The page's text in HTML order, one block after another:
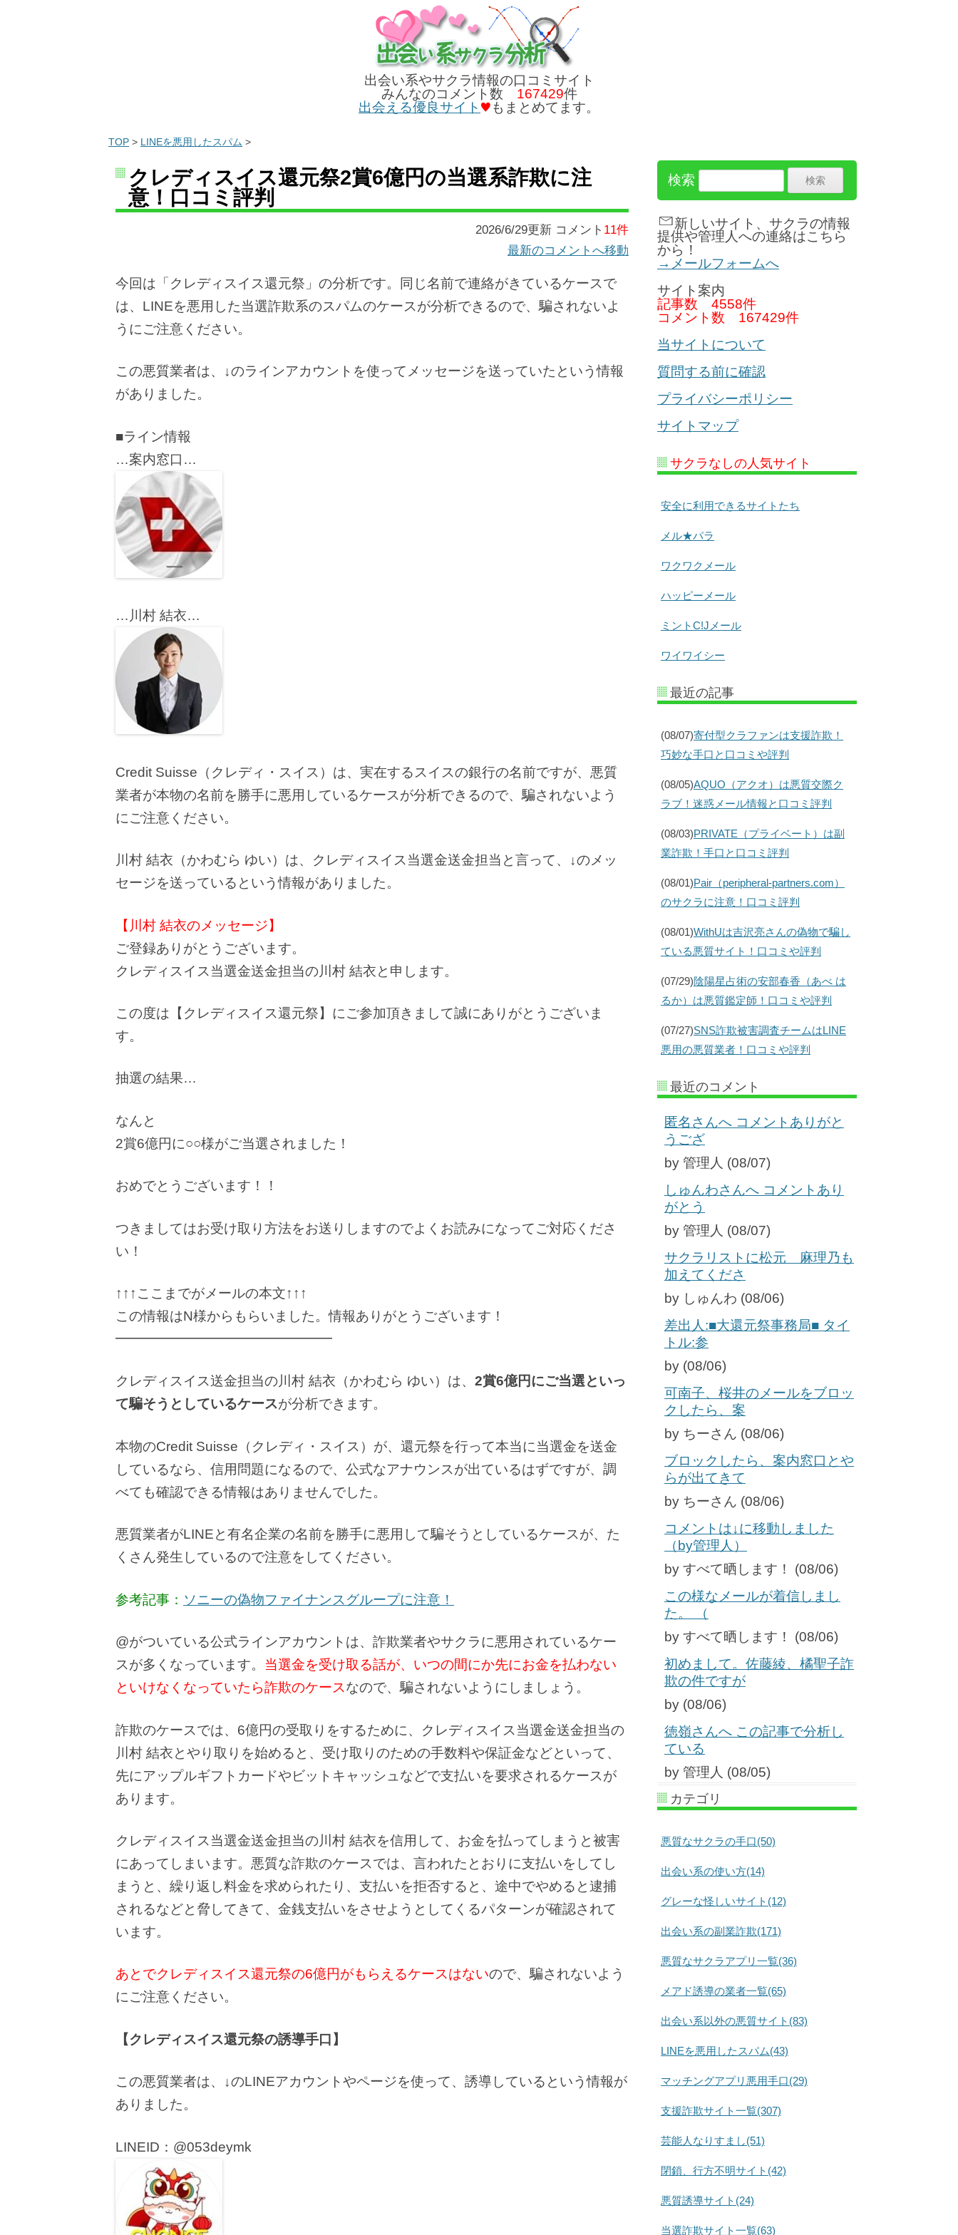
出会い系やサクラ情報の口コミサイト
みんなのコメント数 167429件
出会える優良サイト
もまとめてます。
TOP > LINEを悪用したスパム >
クレディスイス還元祭2賞6億円の当選系詐欺に注
意！口コミ評判
2026/6/29更新 コメント 11件
最新のコメントへ移動
今回は「クレディスイス還元祭」の分析です。同じ名前で連絡がきているケースで
は、LINEを悪用した当選詐欺系のスパムのケースが分析できるので、騙されないよ
うにご注意ください。
この悪質業者は、↓のラインアカウントを使ってメッセージを送っていたという情報
がありました。
■ライン情報
…案内窓口…
…川村 結衣…
Credit Suisse（クレディ・スイス）は、実在するスイスの銀行の名前ですが、悪質
業者が本物の名前を勝手に悪用しているケースが分析できるので、騙されないよう
にご注意ください。
川村 結衣（かわむら ゆい）は、クレディスイス当選金送金担当と言って、↓のメッ
セージを送っているという情報がありました。
【川村 結衣のメッセージ】
ご登録ありがとうございます。
クレディスイス当選金送金担当の川村 結衣と申します。
この度は【クレディスイス還元祭】にご参加頂きまして誠にありがとうございま
す。
抽選の結果…
なんと
2賞6億円に○○様がご当選されました！
おめでとうございます！！
つきましてはお受け取り方法をお送りしますのでよくお読みになってご対応くださ
い！
↑↑↑ここまでがメールの本文↑↑↑
この情報はN様からもらいました。情報ありがとうございます！
━━━━━━━━━━━━━━━━
クレディスイス送金担当の川村 結衣（かわむら ゆい）は、 2賞6億円にご当選といっ
て騙そうとしているケースが分析できます。
本物のCredit Suisse（クレディ・スイス）が、還元祭を行って本当に当選金を送金
しているなら、信用問題になるので、公式なアナウンスが出ているはずですが、調
べても確認できる情報はありませんでした。
悪質業者がLINEと有名企業の名前を勝手に悪用して騙そうとしているケースが、た
くさん発生しているので注意をしてください。
参考記事： ソニーの偽物ファイナンスグループに注意！
@がついている公式ラインアカウントは、詐欺業者やサクラに悪用されているケー
スが多くなっています。 当選金を受け取る話が、いつの間にか先にお金を払わない
といけなくなっていたら詐欺のケースなので、騙されないようにしましょう。
詐欺のケースでは、6億円の受取りをするために、クレディスイス当選金送金担当の
川村 結衣とやり取りを始めると、受け取りのための手数料や保証金などといって、
先にアップルギフトカードやビットキャッシュなどで支払いを要求されるケースが
あります。
クレディスイス当選金送金担当の川村 結衣を信用して、お金を払ってしまうと被害
にあってしまいます。悪質な詐欺のケースでは、言われたとおりに支払いをしてし
まうと、繰り返し料金を求められたり、支払いを拒否すると、途中でやめると逮捕
されるなどと脅してきて、金銭支払いをさせようとしてくるパターンが確認されて
います。
あとでクレディスイス還元祭の6億円がもらえるケースはないので、騙されないよう
にご注意ください。
【クレディスイス還元祭の誘導手口】
この悪質業者は、↓のLINEアカウントやページを使って、誘導しているという情報が
ありました。
LINEID：@053deymk
検索
新しいサイト、サクラの情報
提供や管理人への連絡はこちら
から！
→メールフォームへ
サイト案内
記事数 4558件
コメント数 167429件
当サイトについて
質問する前に確認
プライバシーポリシー
サイトマップ
サクラなしの人気サイト
安全に利用できるサイトたち
メル★パラ
ワクワクメール
ハッピーメール
ミントC!Jメール
ワイワイシー
最近の記事
(08/07)寄付型クラファンは支援詐欺！
巧妙な手口と口コミや評判
(08/05)AQUO（アクオ）は悪質交際ク
ラブ！迷惑メール情報と口コミ評判
(08/03)PRIVATE（プライベート）は副
業詐欺！手口と口コミ評判
(08/01)Pair（peripheral-partners.com）
のサクラに注意！口コミ評判
(08/01)WithUは吉沢亮さんの偽物で騙し
ている悪質サイト！口コミや評判
(07/29)陰陽星占術の安部春香（あべ は
るか）は悪質鑑定師！口コミや評判
(07/27)SNS詐欺被害調査チームはLINE
悪用の悪質業者！口コミや評判
最近のコメント
匿名さんへ コメントありがと
うござ
by 管理人 (08/07)
しゅんわさんへ コメントあり
がとう
by 管理人 (08/07)
サクラリストに松元 麻理乃も
加えてくださ
by しゅんわ (08/06)
差出人:■大還元祭事務局■ タイ
トル:参
by (08/06)
可南子、桜井のメールをブロッ
クしたら、案
by ちーさん (08/06)
ブロックしたら、案内窓口とや
らが出てきて
by ちーさん (08/06)
コメントは↓に移動しました
（by管理人）
by すべて晒します！ (08/06)
この様なメールが着信しまし
た。 （
by すべて晒します！ (08/06)
初めまして。佐藤綾、橘聖子詐
欺の件ですが
by (08/06)
徳嶺さんへ この記事で分析し
ている
by 管理人 (08/05)
カテゴリ
悪質なサクラの手口(50)
出会い系の使い方(14)
グレーな怪しいサイト(12)
出会い系の副業詐欺(171)
悪質なサクラアプリ一覧(36)
メアド誘導の業者一覧(65)
出会い系以外の悪質サイト(83)
LINEを悪用したスパム(43)
マッチングアプリ悪用手口(29)
支援詐欺サイト一覧(307)
芸能人なりすまし(51)
閉鎖、行方不明サイト(42)
悪質誘導サイト(24)
当選詐欺サイト一覧(63)